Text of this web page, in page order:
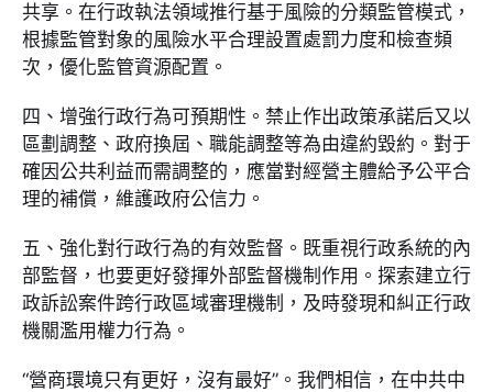
共享。在行政執法領域推行基于風險的分類監管模式，
根據監管對象的風險水平合理設置處罰力度和檢查頻
次，優化監管資源配置。
四、增強行政行為可預期性。禁止作出政策承諾后又以
區劃調整、政府換屆、職能調整等為由違約毀約。對于
確因公共利益而需調整的，應當對經營主體給予公平合
理的補償，維護政府公信力。
五、強化對行政行為的有效監督。既重視行政系統的內
部監督，也要更好發揮外部監督機制作用。探索建立行
政訴訟案件跨行政區域審理機制，及時發現和糾正行政
機關濫用權力行為。
“營商環境只有更好，沒有最好”。我們相信，在中共中